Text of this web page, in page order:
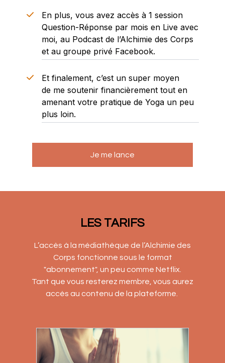
En plus, vous avez accès à 1 session
Question-Réponsepar mois en Live avec
moi, au Podcastde l’Alchimie des Corps
et au groupe privéFacebook.
Et finalement, c’est un super moyen
de me soutenirfinancièrement tout en
amenant votre pratique de Yoga un peu
plus loin.
Je me lance
LES TARIFS
L’accès à la médiathèque de l’Alchimie des
Corps fonctionne sous le format
"abonnement", un peu comme Netflix.
Tant que vous resterez membre, vous aurez
accès au contenu de la plateforme.